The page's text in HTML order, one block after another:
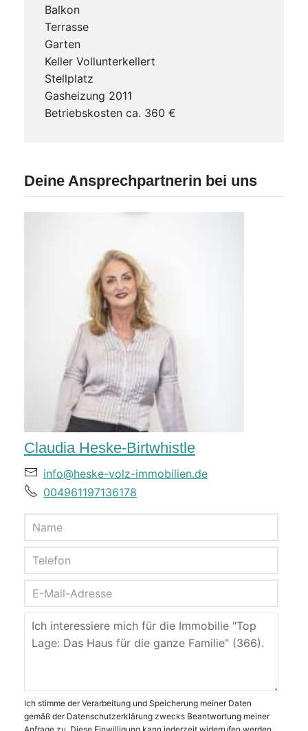
Balkon
Terrasse
Garten
Keller Vollunterkellert
Stellplatz
Gasheizung 2011
Betriebskosten ca. 360 €
Deine Ansprechpartnerin bei uns
Claudia Heske-Birtwhistle
info@heske-volz-immobilien.de
004961197136178
Ich stimme der Verarbeitung und Speicherung meiner Daten
gemäß der Datenschutzerklärung zwecks Beantwortung meiner